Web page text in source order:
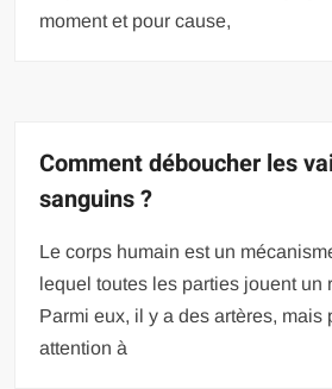
moment et pour cause,
Comment déboucher les
sanguins ?
Le corps humain est un
lequel toutes les parties jouent un
Parmi eux, il y a des artères, mais
attention à